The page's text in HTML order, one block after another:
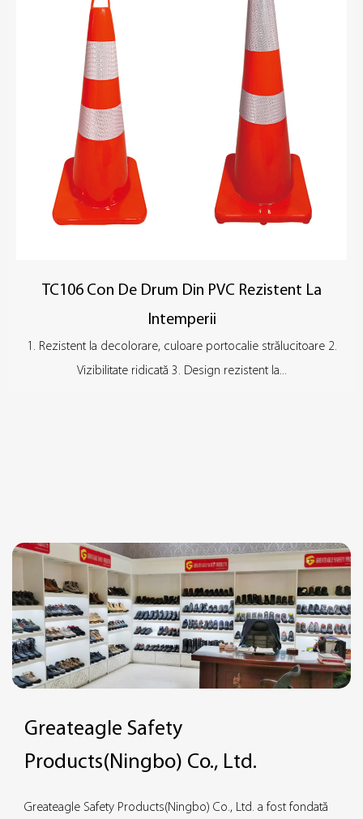
TC106 Con De Drum Din PVC Rezistent La
Intemperii
1. Rezistent la decolorare, culoare portocalie strălucitoare 2.
Vizibilitate ridicată 3. Design rezistent la...
Greateagle Safety
Products(Ningbo) Co., Ltd.
Greateagle Safety Products(Ningbo) Co., Ltd. a fost fondată